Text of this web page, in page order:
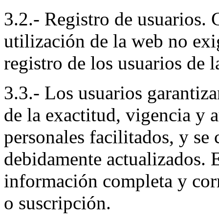
3.2.- Registro de usuarios.
utilización de la web no
registro de los usuarios de
3.3.- Los usuarios
de la exactitud, vigencia y
personales facilitados, y se
debidamente actualizados.
información completa y
o suscripción.